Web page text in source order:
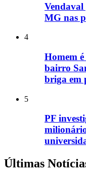
Vendaval
MG nas
4
Homem
bairro
briga em
5
PF
Últimas